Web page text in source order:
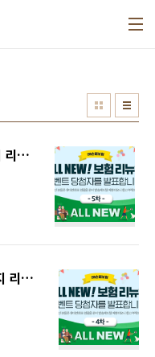
[당첨자발표] DB손해보험 홈페이지 리뉴얼 기념! <ALL NEW 보험 리뉴얼> 이벤트 : 5주차
[당첨자발표] DB손해보험 홈페이지 리뉴얼 기념! <ALL NEW 보험 리뉴얼> 이벤트 : 4주차